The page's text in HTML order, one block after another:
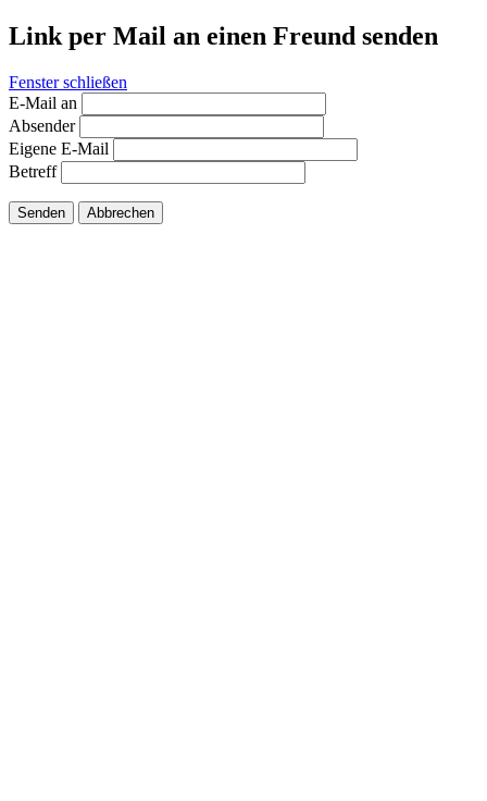
Link per Mail an einen Freund senden
Fenster schließen
E-Mail an
Absender
Eigene E-Mail
Betreff
Senden Abbrechen